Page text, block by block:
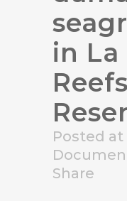
in La
Posted at
Share